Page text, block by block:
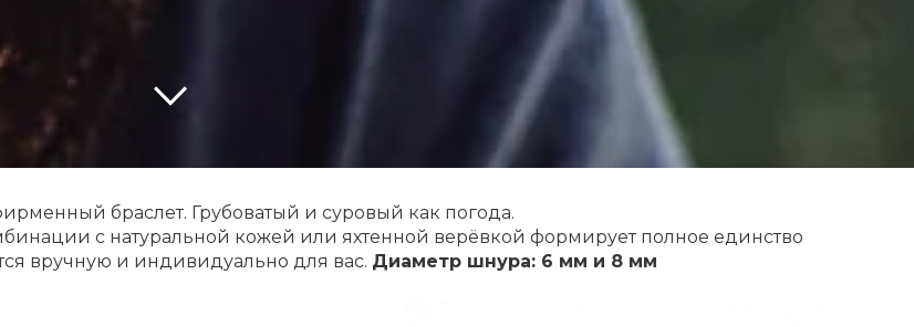
браслет. Грубоватый и суровый как погода.
с натуральной кожей или яхтенной верёвкой формирует полное единство
вручную и индивидуально для вас. Диаметр шнура: 6 мм и 8 мм